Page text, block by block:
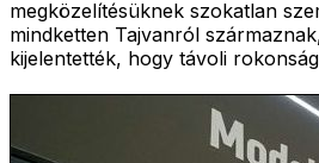
megközelítésüknek szokatlan
mindketten Tajvanról
kijelentették, hogy távoli